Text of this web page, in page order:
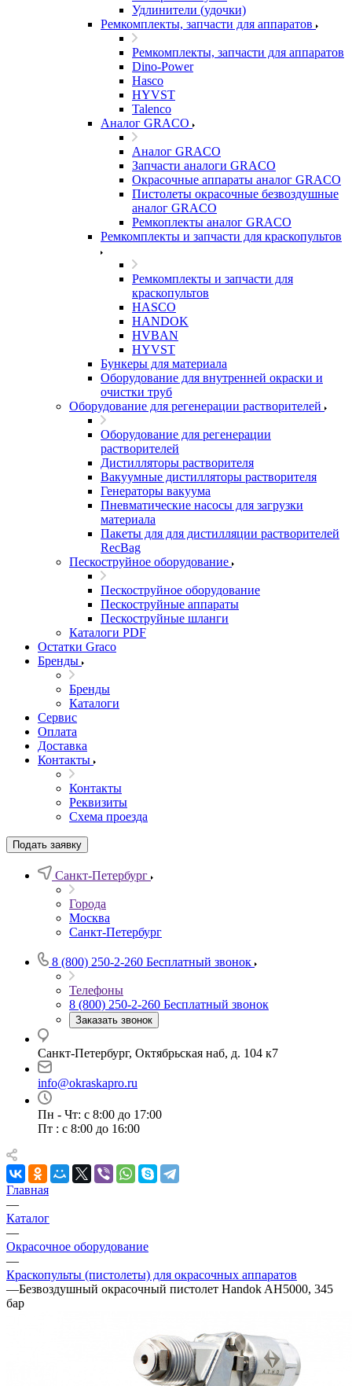
Удлинители (удочки)
Ремкомплекты, запчасти для аппаратов
Ремкомплекты, запчасти для аппаратов
Dino-Power
Hasco
HYVST
Talenco
Аналог GRACO
Аналог GRACO
Запчасти аналоги GRACO
Окрасочные аппараты аналог GRACO
Пистолеты окрасочные безвоздушные
аналог GRACO
Ремкоплекты аналог GRACO
Ремкомплекты и запчасти для краскопультов
Ремкомплекты и запчасти для
краскопультов
HASCO
HANDOK
HVBAN
HYVST
Бункеры для материала
Оборудование для внутренней окраски и
очистки труб
Оборудование для регенерации растворителей
Оборудование для регенерации
растворителей
Дистилляторы растворителя
Вакуумные дистилляторы растворителя
Генераторы вакуума
Пневматические насосы для загрузки
материала
Пакеты для для дистилляции растворителей
RecBag
Пескоструйное оборудование
Пескоструйное оборудование
Пескоструйные аппараты
Пескоструйные шланги
Каталоги PDF
Остатки Graco
Бренды
Бренды
Каталоги
Сервис
Оплата
Доставка
Контакты
Контакты
Реквизиты
Схема проезда
Подать заявку
Санкт-Петербург
Города
Москва
Санкт-Петербург
8 (800) 250-2-260 Бесплатный звонок
Телефоны
8 (800) 250-2-260 Бесплатный звонок
Заказать звонок
Санкт-Петербург, Октябрьская наб, д. 104 к7
info@okraskapro.ru
Пн - Чт: с 8:00 до 17:00
Пт : с 8:00 до 16:00
Главная
—
Каталог
—
Окрасочное оборудование
—
Краскопульты (пистолеты) для окрасочных аппаратов
—Безвоздушный окрасочный пистолет Handok AH5000, 345
бар